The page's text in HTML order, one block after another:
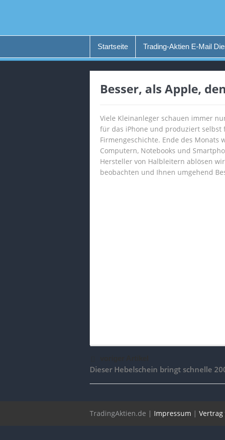
Startseite Trading-Aktien E-Mail
Besser, als Apple,
Viele Kleinanleger schauen immer
für das iPhone und produziert selbst
Firmengeschichte. Ende des
Computern, Notebooks und
Hersteller von Halbleitern ablösen
beobachten und Ihnen umgehend
Dieser Hebelschein bringt schnelle
TradingAktien.de | Impressum |